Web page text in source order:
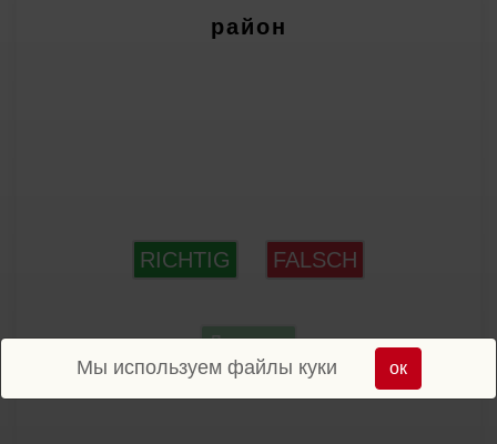
район
RICHTIG FALSCH
Дальше
Мы используем файлы куки ок